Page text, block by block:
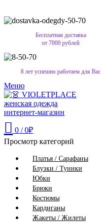
Бесплатная доставка
от 7000 рублей
8 лет успешно работаем для Вас
Меню
0 / 0₽
Просмотр категорий
Платья / Сарафаны
Блузки / Туники
Юбки
Брюки
Костюмы
Кардиганы
Жакеты / Жилеты